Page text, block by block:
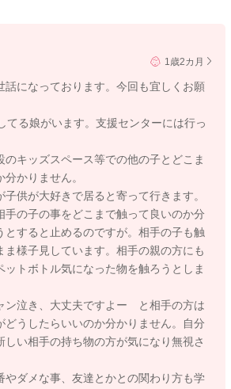
1歳2カ月
話になっております。今回も宜しくお願
てる娘がいます。支援センターには行っ
のキッズスペース等での他の子とどこま
かりません。
供が大好きで居ると寄って行きます。
手の子の事をどこまで触って良いのか分
とすると止めるのですが。相手の子も触
ま様子見しています。相手の親の方にも
ットボトル気になった物を触ろうとしま
ン泣き、大丈夫ですよー と相手の方は
どうしたらいいのか分かりません。自分
しい相手の持ち物の方が気になり無視さ
やダメな事、友達とかとの関わり方も学